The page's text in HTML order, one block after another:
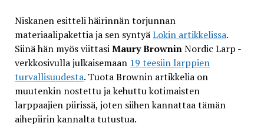
Niskanen esitteli häirinnän torjunnan
materiaalipakettia ja sen syntyäLokin artikkelissa.
Siinä hän myös viittasiMaury BrowninNordic Larp -
verkkosivulla julkaisemaan 19 teesiin larppien
turvallisuudesta. Tuota Brownin artikkelia on
muutenkin nostettu ja kehuttu kotimaisten
larppaajien piirissä, joten siihen kannattaa tämän
aihepiirin kannalta tutustua.